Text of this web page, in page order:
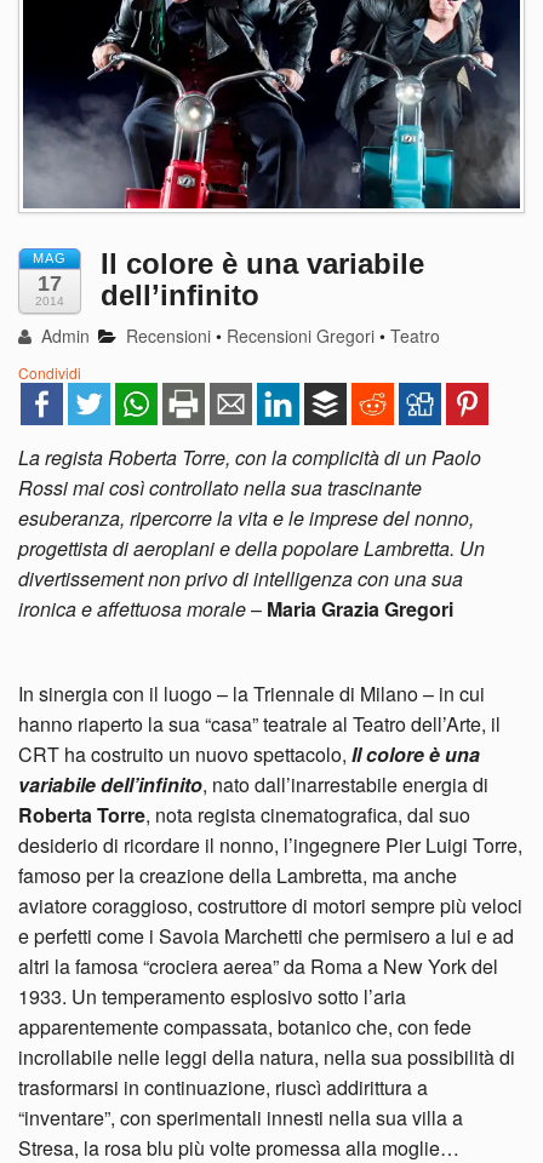
MAG
17
2014
Il colore è una variabile
dell’infinito
Admin Recensioni • Recensioni Gregori •Teatro
Condividi
La regista Roberta Torre, con la complicità di un Paolo
Rossi mai così controllato nella sua trascinante
esuberanza, ripercorre la vita e le imprese del nonno,
progettista di aeroplani e della popolare Lambretta. Un
divertissement non privo di intelligenza con una sua
ironica e affettuosa morale– Maria Grazia Gregori
In sinergia con il luogo – la Triennale di Milano – in cui
hanno riaperto la sua “casa” teatrale al Teatro dell’Arte, il
CRT ha costruito un nuovo spettacolo, Il colore è una
variabile dell’infinito, nato dall’inarrestabile energia di
Roberta Torre, nota regista cinematografica, dal suo
desiderio di ricordare il nonno, l’ingegnere Pier Luigi Torre,
famoso per la creazione della Lambretta, ma anche
aviatore coraggioso, costruttore di motori sempre più veloci
e perfetti come i Savoia Marchetti che permisero a lui e ad
altri la famosa “crociera aerea” da Roma a New York del
1933. Un temperamento esplosivo sotto l’aria
apparentemente compassata, botanico che, con fede
incrollabile nelle leggi della natura, nella sua possibilità di
trasformarsi in continuazione, riuscì addirittura a
“inventare”, con sperimentali innesti nella sua villa a
Stresa, la rosa blu più volte promessa alla moglie…